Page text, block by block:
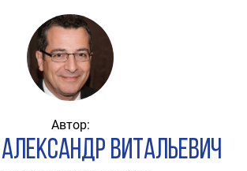
Автор:
Витальевич